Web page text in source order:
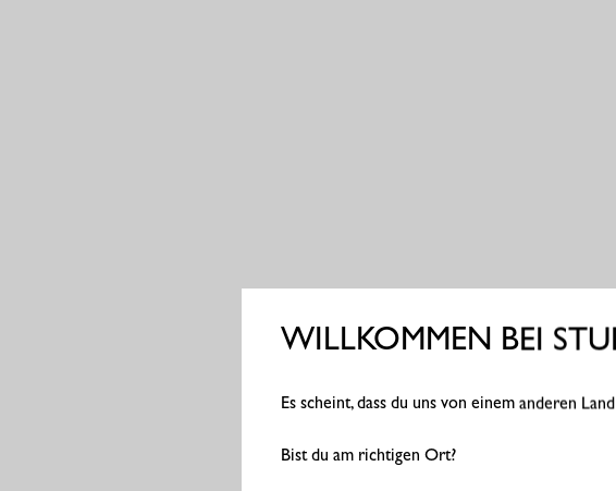
WILLKOMMEN BEI
Es scheint, dass du uns von einem anderen
Bist du am richtigen Ort?